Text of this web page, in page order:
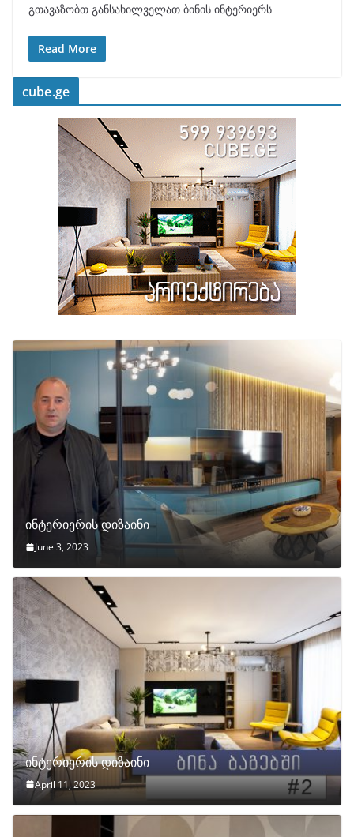
გთავაზობთ განსახილველათ ბინის ინტერიერს
Read More
cube.ge
ინტერიერის დიზაინი
June 3, 2023
ინტერიერის დიზაინი
April 11, 2023